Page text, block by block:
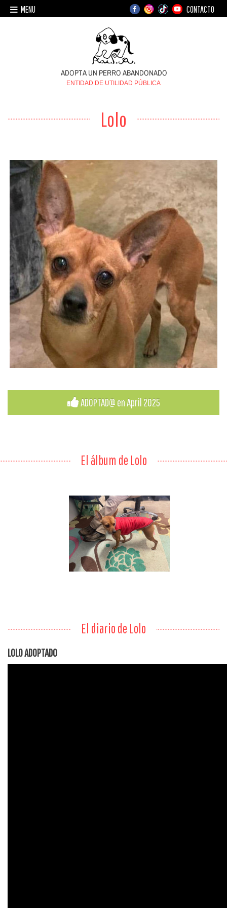
MENU CONTACTO
ENTIDAD DE UTILIDAD PÚBLICA
Lolo
ADOPTAD@ en April 2025
El álbum de Lolo
El diario de Lolo
LOLO ADOPTADO